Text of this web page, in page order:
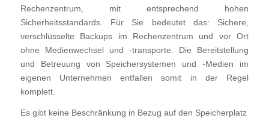
Rechenzentrum, mit entsprechend hohen
Sicherheitsstandards. Für Sie bedeutet das: Sichere,
verschlüsselte Backups im Rechenzentrum und vor Ort
ohne Medienwechsel und -transporte. Die Bereitstellung
und Betreuung von Speichersystemen und -Medien im
eigenen Unternehmen entfallen somit in der Regel
komplett.
Es gibt keine Beschränkung in Bezug auf den Speicherplatz